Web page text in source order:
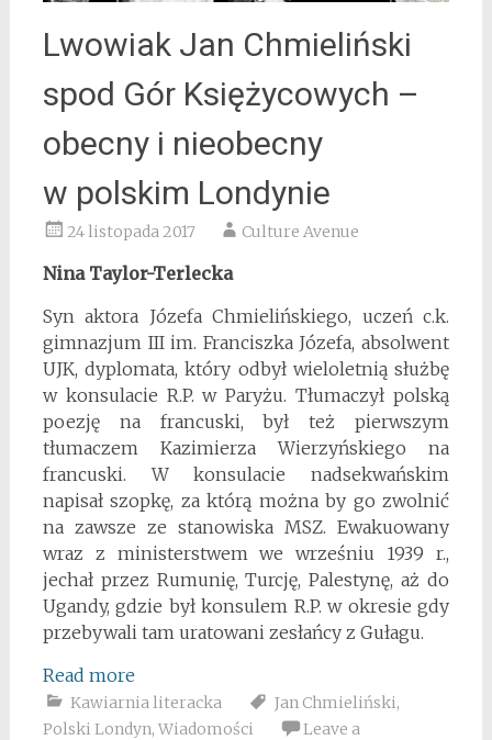
Lwowiak Jan Chmieliński
spod Gór Księżycowych –
obecny i nieobecny
w polskim Londynie
24 listopada 2017 Culture Avenue
Nina Taylor-Terlecka
Syn aktora Józefa Chmielińskiego, uczeń c.k.
gimnazjum III im. Franciszka Józefa, absolwent
UJK, dyplomata, który odbył wieloletnią służbę
w konsulacie R.P. w Paryżu. Tłumaczył polską
poezję na francuski, był też pierwszym
tłumaczem Kazimierza Wierzyńskiego na
francuski. W konsulacie nadsekwańskim
napisał szopkę, za którą można by go zwolnić
na zawsze ze stanowiska MSZ. Ewakuowany
wraz z ministerstwem we wrześniu 1939 r.,
jechał przez Rumunię, Turcję, Palestynę, aż do
Ugandy, gdzie był konsulem R.P. w okresie gdy
przebywali tam uratowani zesłańcy z Gułagu.
Read more
Kawiarnia literacka Jan Chmieliński,
Polski Londyn, Wiadomości
Leave a